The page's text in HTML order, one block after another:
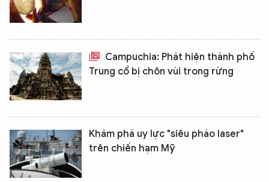
Campuchia: Phát hiện thành phố
Trung cổ bị chôn vùi trong rừng
Khám phá uy lực "siêu pháo laser"
trên chiến hạm Mỹ